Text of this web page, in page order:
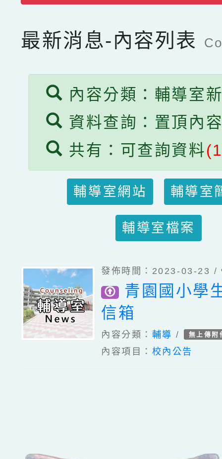
最新消息-內容列表
內容分類：輔導室
資料查詢：置頂內
共有：可查詢資料
輔導室網站 輔導室
輔導室檔案
發佈時間：2023-03-23 /
青園國小學
信箱
內容分類： 輔導 / 無上傳附
內容項目： 校內公告